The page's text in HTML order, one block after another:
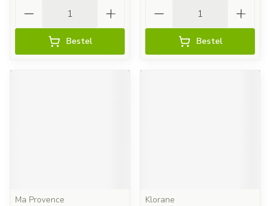
Bestel Bestel
Ma Provence
Klorane